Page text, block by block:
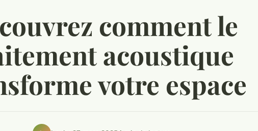
comment le
acoustique
votre espace